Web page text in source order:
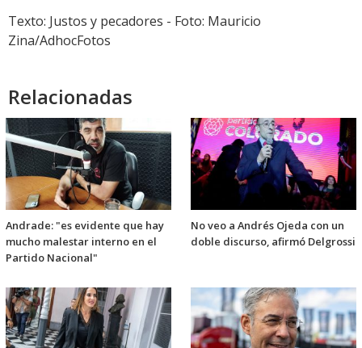
audio
Texto: Justos y pecadores - Foto: Mauricio
Zina/AdhocFotos
Relacionadas
Andrade: "es evidente que hay
mucho malestar interno en el
Partido Nacional"
No veo a Andrés Ojeda con un
doble discurso, afirmó Delgrossi